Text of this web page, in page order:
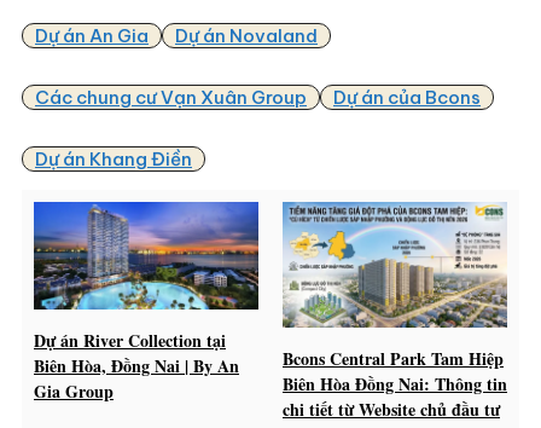
Dự án An Gia Dự án Novaland
Các chung cư Vạn Xuân Group Dự án của Bcons
Dự án Khang Điền
Dự án River Collection tại
Biên Hòa, Đồng Nai | By An
Gia Group
Bcons Central Park Tam Hiệp
Biên Hòa Đồng Nai: Thông tin
chi tiết từ Website chủ đầu tư